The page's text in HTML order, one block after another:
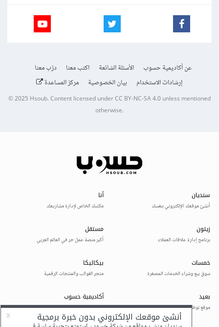
عن أكاديمية حسوب الأسئلة الشائعة اكتب معنا
درّب معنا
إرشادات الاستخدام
بيان الخصوصية مركز المساعدة
© 2025Hsoub.Content licensed underCC BY-NC-SA 4.0unless mentioned
otherwise.